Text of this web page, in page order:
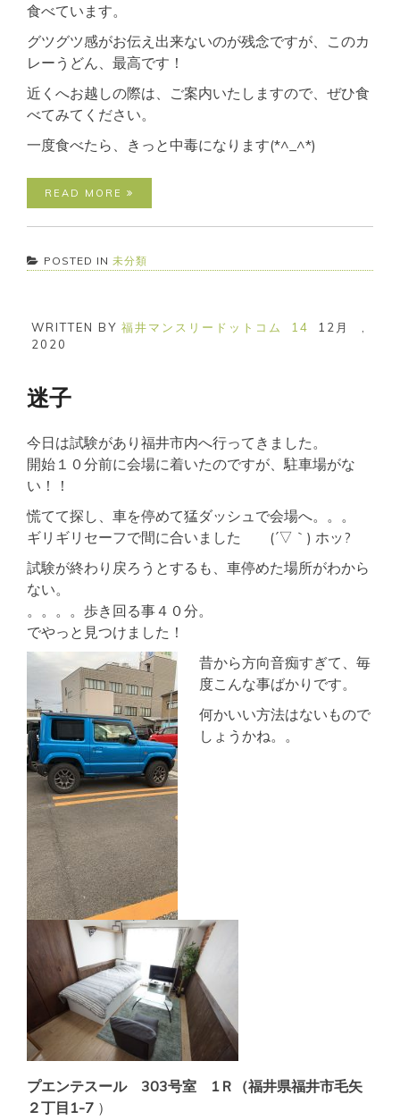
食べています。
グツグツ感がお伝え出来ないのが残念ですが、このカ
レーうどん、最高です！
近くへお越しの際は、ご案内いたしますので、ぜひ食
べてみてください。
一度食べたら、きっと中毒になります(*^_^*)
READ MORE
POSTED IN 未分類
WRITTEN BY 福井マンスリードットコム 14 12月
,
2020
迷子
今日は試験があり福井市内へ行ってきました。
開始１０分前に会場に着いたのですが、駐車場がな
い！！
慌てて探し、車を停めて猛ダッシュで会場へ。。。
ギリギリセーフで間に合いました (´▽｀) ホッ?
試験が終わり戻ろうとするも、車停めた場所がわから
ない。
。。。。歩き回る事４０分。
でやっと見つけました！
昔から方向音痴すぎて、毎
度こんな事ばかりです。
何かいい方法はないもので
しょうかね。。
プエンテスール 303号室 1Ｒ（福井県福井市毛矢
２丁目1-7 ）